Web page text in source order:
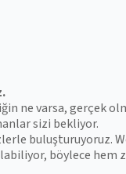
ne varsa, gerçek
sizi bekliyor.
buluşturuyoruz.
böylece hem